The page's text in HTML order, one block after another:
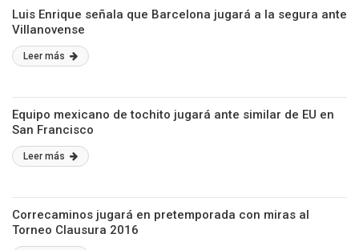
Luis Enrique señala que Barcelona jugará a la segura ante
Villanovense
Leer más
Equipo mexicano de tochito jugará ante similar de EU en
San Francisco
Leer más
Correcaminos jugará en pretemporada con miras al
Torneo Clausura 2016